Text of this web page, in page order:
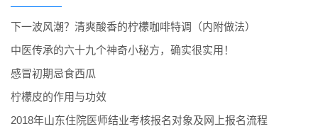
下一波风潮？清爽酸香的柠檬咖啡特调（内附做法）
中医传承的六十九个神奇小秘方，确实很实用！
感冒初期忌食西瓜
柠檬皮的作用与功效
2018年山东住院医师结业考核报名对象及网上报名流程